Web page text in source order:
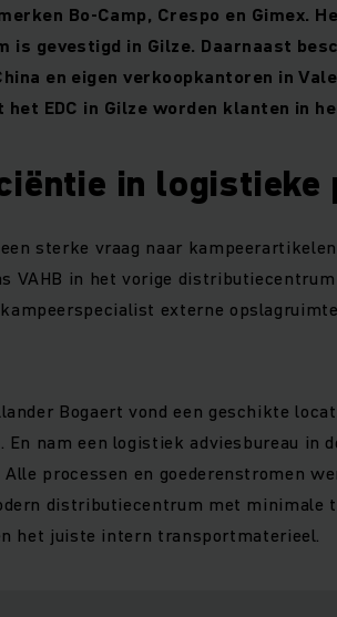
Bo-Camp, Crespo en Gimex.
is gevestigd in Gilze. Daarnaast
en eigen verkoopkantoren in
het EDC in Gilze worden klanten in
in logistieke
sterke vraag naar
VAHB in het vorige
externe
Bogaert vond een geschikte
nam een logistiek adviesbureau in
Alle processen en goederenstromen
distributiecentrum met
het juiste intern transportmaterieel.